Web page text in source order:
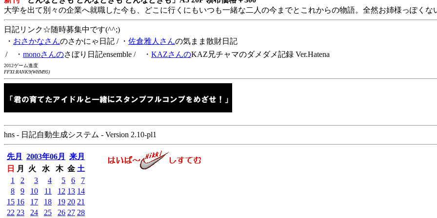
大学を出て別々の企業へ就職した今も、どこに行くにもいつも一緒な二人の今までとこれからの物語。全然お姉様っぽくな
日記リンク☆随時募集中です(^^;)
・ おさかなさんのさかにゃ日記 / ・ 佐倉雅人さんの気まま散財日記
/ ・ monoさんのさぼり日記ensemble / ・ KAZさんのKAZ兄チャマのダメダメ記録 Ver.Hatena
2012ゲーム進度
FFXI:RANK9(WHM95)
hns - 日記自動生成システム - Version 2.10-pl1
先月 2003年06月
来月
日
月 火 水 木 金 土
1
2 3 4 5 6
7
8
9 10 11 12 13 14
15 16 17 18 19 20 21
22 23 24 25 26 27 28